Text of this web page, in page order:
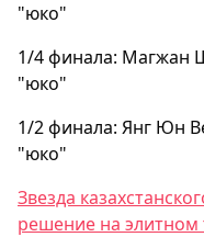
"юко"
1/4 финала: Магжан
"юко"
1/2 финала: Янг Юн
"юко"
Звезда
решение на элитном